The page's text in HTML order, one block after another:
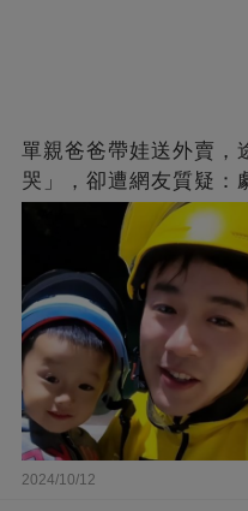
單親爸爸帶娃送外賣，
哭」，卻遭網友質疑：
2024/10/12